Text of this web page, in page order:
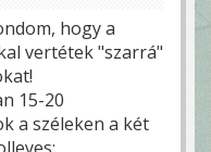
hogy a
vertétek "szarrá"
15-20
a széleken a két